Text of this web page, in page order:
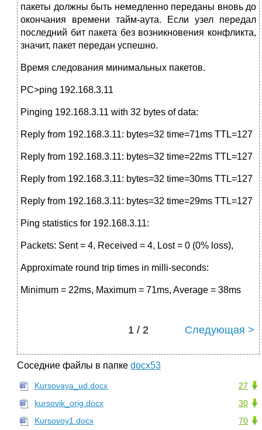
пакеты должны быть немедленно переданы вновь до
окончания времени тайм-аута. Если узел передал
последний бит пакета без возникновения конфликта,
значит, пакет передан успешно.
Время следования минимальных пакетов.
PC>ping 192.168.3.11
Pinging 192.168.3.11 with 32 bytes of data:
Reply from 192.168.3.11: bytes=32 time=71ms TTL=127
Reply from 192.168.3.11: bytes=32 time=22ms TTL=127
Reply from 192.168.3.11: bytes=32 time=30ms TTL=127
Reply from 192.168.3.11: bytes=32 time=29ms TTL=127
Ping statistics for 192.168.3.11:
Packets: Sent = 4, Received = 4, Lost = 0 (0% loss),
Approximate round trip times in milli-seconds:
Minimum = 22ms, Maximum = 71ms, Average = 38ms
1 / 2 Следующая >
Соседние файлы в папке docx53
27
Kursovaya_ud.docx
30
kursovik_orig.docx
70
Kursovoy1.docx